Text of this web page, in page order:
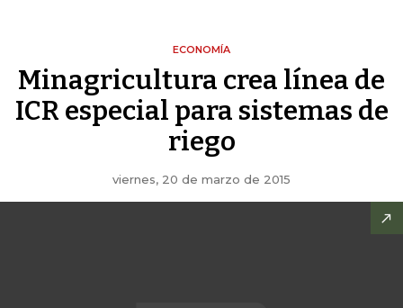
ECONOMÍA
Minagricultura crea línea de
ICR especial para sistemas de
riego
viernes, 20 de marzo de 2015